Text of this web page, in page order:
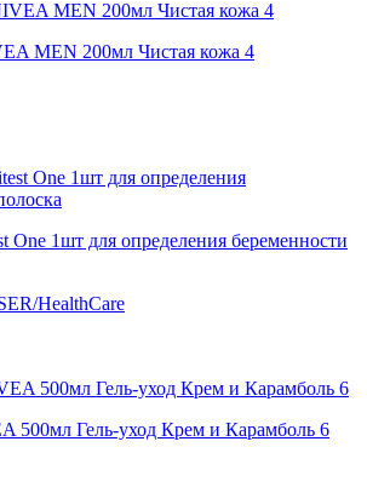
MEN 200мл Чистая кожа 4
One 1шт для определения беременности
НealthСare
500мл Гель-уход Крем и Карамболь 6